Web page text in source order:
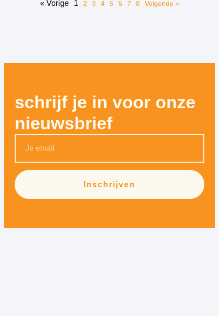
« Vorige 1 2 3 4 5 6 7 8 Volgende »
schrijf je in voor onze
nieuwsbrief
Inschrijven